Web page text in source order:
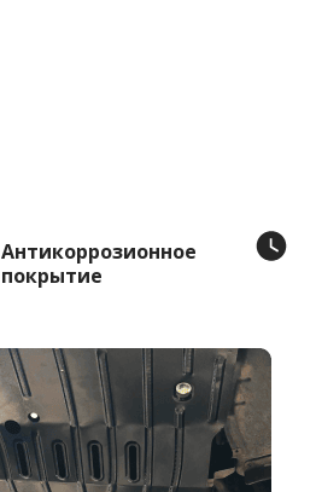
Антикоррозионное
покрытие